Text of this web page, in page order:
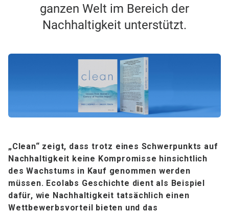
ganzen Welt im Bereich der
Nachhaltigkeit unterstützt.
„Clean“ zeigt, dass trotz eines Schwerpunkts auf
Nachhaltigkeit keine Kompromisse hinsichtlich
des Wachstums in Kauf genommen werden
müssen. Ecolabs Geschichte dient als Beispiel
dafür, wie Nachhaltigkeit tatsächlich einen
Wettbewerbsvorteil bieten und das